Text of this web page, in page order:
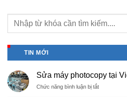
TIN MỚI
Sửa máy photocopy tại
Chức năng bình luận bị tắtở